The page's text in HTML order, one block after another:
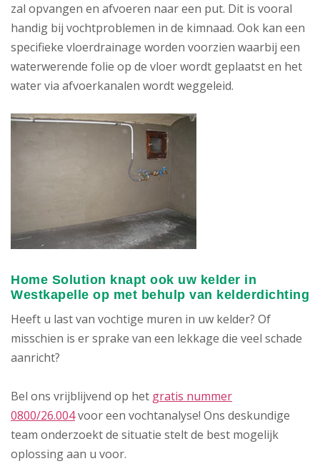
zal opvangen en afvoeren naar een put. Dit is vooral
handig bij vochtproblemen in de kimnaad. Ook kan een
specifieke vloerdrainage worden voorzien waarbij een
waterwerende folie op de vloer wordt geplaatst en het
water via afvoerkanalen wordt weggeleid.
Home Solution knapt ook uw kelder in
Westkapelle op met behulp van kelderdichting
Heeft u last van vochtige muren in uw kelder? Of
misschien is er sprake van een lekkage die veel schade
aanricht?
Bel ons vrijblijvend op het gratis nummer
0800/26.004voor een vochtanalyse! Ons deskundige
team onderzoekt de situatie stelt de best mogelijk
oplossing aan u voor.